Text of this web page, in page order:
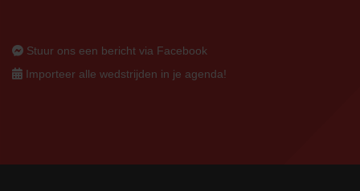
Stuur ons een bericht via Facebook
Importeer alle wedstrijden in je agenda!